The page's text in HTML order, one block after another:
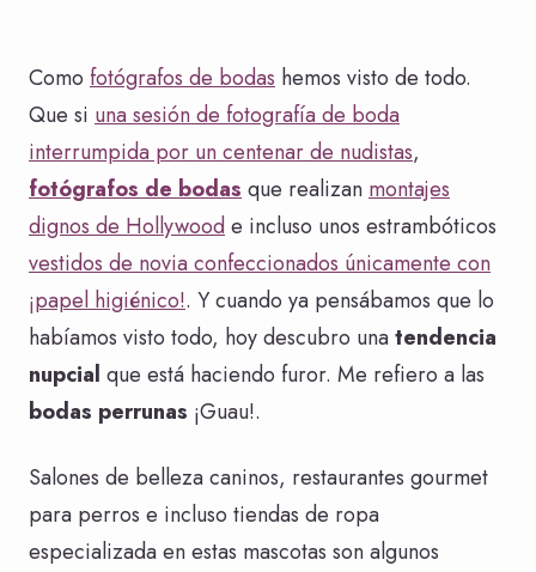
Como fotógrafos de bodas hemos visto de todo.
Que si una sesión de fotografía de boda
interrumpida por un centenar de nudistas,
fotógrafos de bodas que realizan montajes
dignos de Hollywoode incluso unos estrambóticos
vestidos de novia confeccionados únicamente con
¡papel higiénico!. Y cuando ya pensábamos que lo
habíamos visto todo, hoy descubro unatendencia
nupcial que está haciendo furor. Me refiero a las
bodas perrunas ¡Guau!.
Salones de belleza caninos, restaurantes gourmet
para perros e incluso tiendas de ropa
especializada en estas mascotas son algunos